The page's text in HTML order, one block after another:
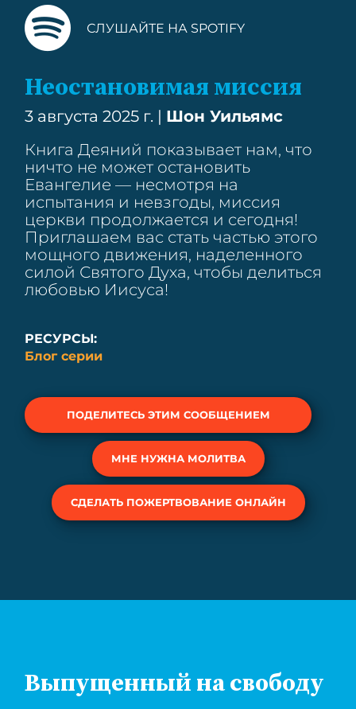
СЛУШАЙТЕ НА SPOTIFY
Неостановимая миссия
3 августа 2025 г. | Шон Уильямс
Книга Деяний показывает нам, что
ничто не может остановить
Евангелие — несмотря на
испытания и невзгоды, миссия
церкви продолжается и сегодня!
Приглашаем вас стать частью этого
мощного движения, наделенного
силой Святого Духа, чтобы делиться
любовью Иисуса!
РЕСУРСЫ:
Блог серии
ПОДЕЛИТЕСЬ ЭТИМ СООБЩЕНИЕМ
МНЕ НУЖНА МОЛИТВА
СДЕЛАТЬ ПОЖЕРТВОВАНИЕ ОНЛАЙН
Выпущенный на свободу